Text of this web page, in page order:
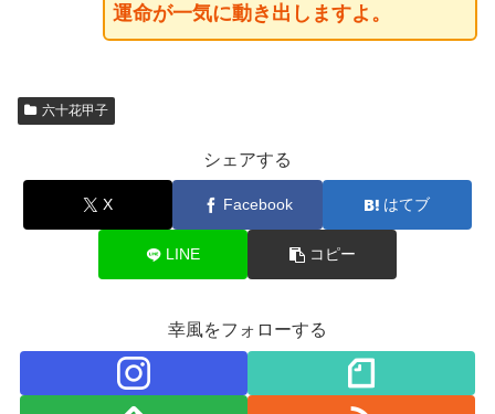
運命が一気に動き出しますよ。
六十花甲子
シェアする
X Facebook はてブ
LINE コピー
幸風をフォローする